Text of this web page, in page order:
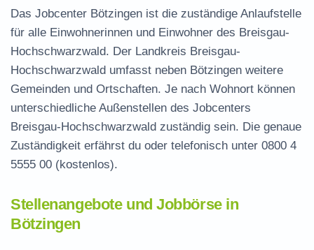
Das Jobcenter Bötzingen ist die zuständige Anlaufstelle
für alle Einwohnerinnen und Einwohner des Breisgau-
Hochschwarzwald. Der Landkreis Breisgau-
Hochschwarzwald umfasst neben Bötzingen weitere
Gemeinden und Ortschaften. Je nach Wohnort können
unterschiedliche Außenstellen des Jobcenters
Breisgau-Hochschwarzwald zuständig sein. Die genaue
Zuständigkeit erfährst du oder telefonisch unter 0800 4
5555 00 (kostenlos).
Stellenangebote und Jobbörse in
Bötzingen